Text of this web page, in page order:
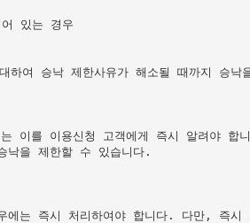
있는 경우
여 승낙 제한사유가 해소될 때까지 승낙
이를 이용신청 고객에게 즉시 알려야 합
낙을 제한할 수 있습니다.
는 즉시 처리하여야 합니다. 다만, 즉